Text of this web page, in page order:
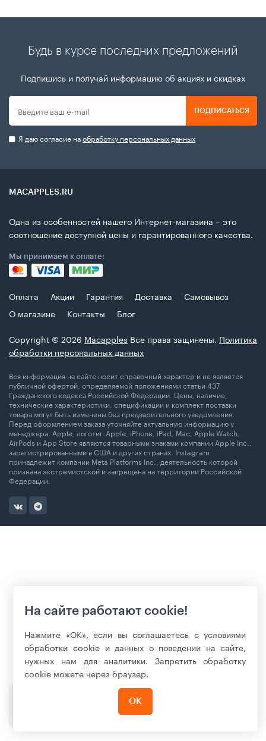
Будь в курсе последних предложений
Подпишись и получай информацию об акциях и скидках
ПОДПИСАТЬСЯ
Я даю согласие наобработку персональных данных
MACAPPLES.RU
Одна из особенностей нашего Интернет-магазина – это
соотношение доступной цены и гарантированного качества.
Мы принимаем к оплате:
Оплата Акции Гарантия Доставка
Самовывоз
О магазине
Контакты
Блог
Copyright © 2026 Macapples Все права защинены. Политика
обработки персональных данных
Вся информация на сайте носит справочный характер и не является
публичной офертой, определяемой положениями статьи 437
Гражданского кодекса Российской Федерации. Цены, наличие,
технические характеристики, спецификации и комплект поставки
товара могут быть изменены без предварительного уведомления.
Перед оформлением заказа уточняйте актуальную информацию у
менеджера. Apple, логотип Apple, iPhone, iPad, Mac, Apple Watch,
AirPods и App Store являются товарными знаками компании Apple Inc.,
зарегистрированными в США и других странах. Instagram
принадлежит компании Meta Platforms Inc., деятельность которой
признана экстремистской и запрещена на территории Российской
Федерации.
На сайте работают cookie!
Нажмите «ОК», если вы соглашаетесь с условиями
обработки cookie и данных о поведении на сайте,
нужных нам для аналитики. Запретить обработку
cookie можете через браузер.
ОК